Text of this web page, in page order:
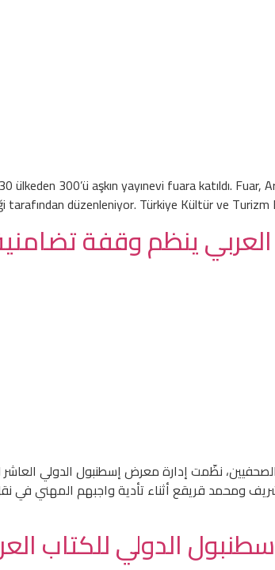
ülkeden 300’ü aşkın yayınevi fuara katıldı.
düzenleniyor. Türkiye Kültür ve Turizm
ينظم وقفة
نظّمت إدارة معرض إسطنبول الدولي
الشريف ومحمد قريقع أثناء تأدية واجبهم
الدولي للكتاب